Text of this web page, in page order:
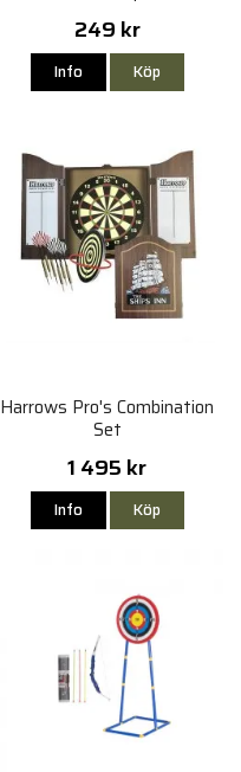
249 kr
Info Köp
Harrows Pro's Combination
Set
1 495 kr
Info Köp